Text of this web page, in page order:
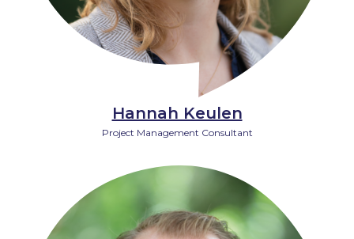
Hannah Keulen
Project Management Consultant